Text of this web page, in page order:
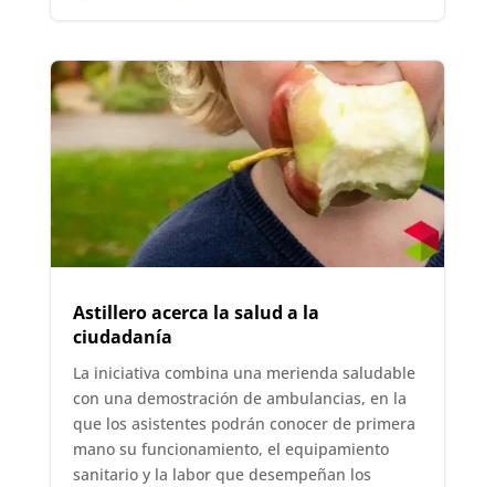
Astillero acerca la salud a la
ciudadanía
La iniciativa combina una merienda saludable
con una demostración de ambulancias, en la
que los asistentes podrán conocer de primera
mano su funcionamiento, el equipamiento
sanitario y la labor que desempeñan los